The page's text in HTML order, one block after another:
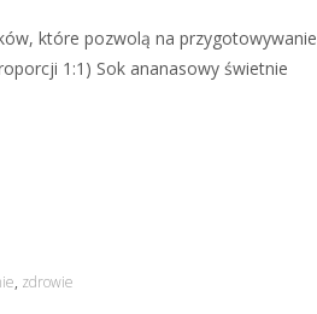
które pozwolą na przygotowywanie
1:1) Sok ananasowy świetnie
, zdrowie